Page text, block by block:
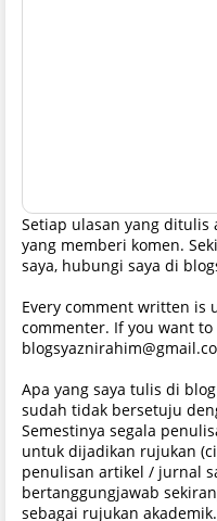
Setiap ulasan yang
yang memberi komen.
saya, hubungi saya di
Every comment written
commenter. If you want
Apa yang saya tulis di
sudah tidak bersetuju
Semestinya segala
untuk dijadikan rujukan
penulisan artikel / jurnal
bertanggungjawab
sebagai rujukan akademik.